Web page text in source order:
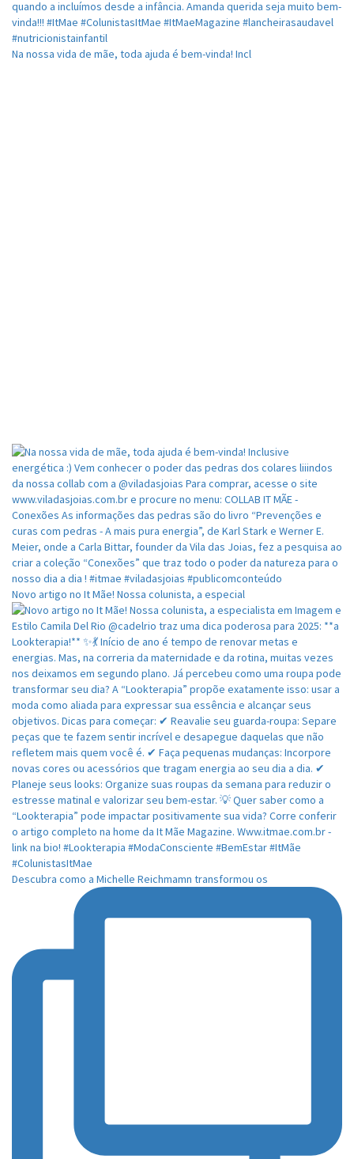
Na nossa vida de mãe, toda ajuda é bem-vinda! Incl
Novo artigo no It Mãe! Nossa colunista, a especial
Descubra como a Michelle Reichmamn transformou os